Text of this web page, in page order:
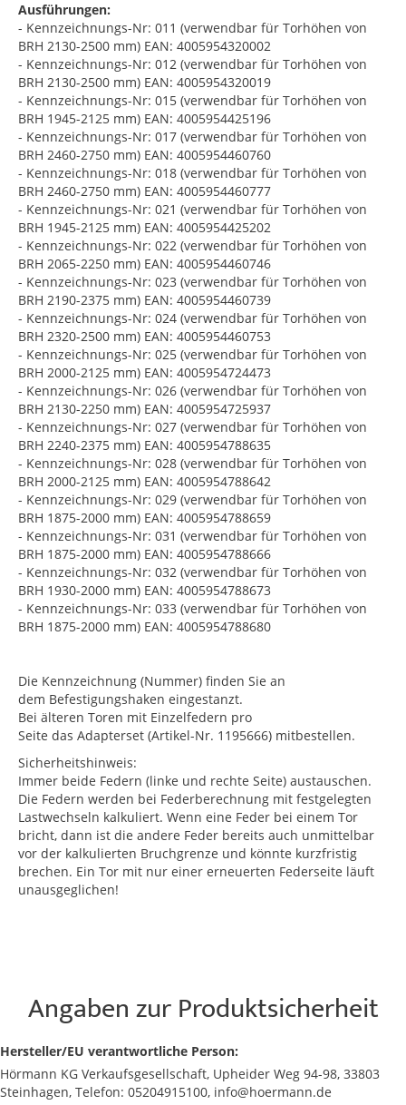
Ausführungen:
- Kennzeichnungs-Nr: 011 (verwendbar für Torhöhen von
BRH 2130-2500 mm) EAN: 4005954320002
- Kennzeichnungs-Nr: 012 (verwendbar für Torhöhen von
BRH 2130-2500 mm) EAN: 4005954320019
- Kennzeichnungs-Nr: 015 (verwendbar für Torhöhen von
BRH 1945-2125 mm) EAN: 4005954425196
- Kennzeichnungs-Nr: 017 (verwendbar für Torhöhen von
BRH 2460-2750 mm) EAN: 4005954460760
- Kennzeichnungs-Nr: 018 (verwendbar für Torhöhen von
BRH 2460-2750 mm) EAN: 4005954460777
- Kennzeichnungs-Nr: 021 (verwendbar für Torhöhen von
BRH 1945-2125 mm) EAN: 4005954425202
- Kennzeichnungs-Nr: 022 (verwendbar für Torhöhen von
BRH 2065-2250 mm) EAN: 4005954460746
- Kennzeichnungs-Nr: 023 (verwendbar für Torhöhen von
BRH 2190-2375 mm) EAN: 4005954460739
- Kennzeichnungs-Nr: 024 (verwendbar für Torhöhen von
BRH 2320-2500 mm) EAN: 4005954460753
- Kennzeichnungs-Nr: 025 (verwendbar für Torhöhen von
BRH 2000-2125 mm) EAN: 4005954724473
- Kennzeichnungs-Nr: 026 (verwendbar für Torhöhen von
BRH 2130-2250 mm) EAN: 4005954725937
- Kennzeichnungs-Nr: 027 (verwendbar für Torhöhen von
BRH 2240-2375 mm) EAN: 4005954788635
- Kennzeichnungs-Nr: 028 (verwendbar für Torhöhen von
BRH 2000-2125 mm) EAN: 4005954788642
- Kennzeichnungs-Nr: 029 (verwendbar für Torhöhen von
BRH 1875-2000 mm) EAN: 4005954788659
- Kennzeichnungs-Nr: 031 (verwendbar für Torhöhen von
BRH 1875-2000 mm) EAN: 4005954788666
- Kennzeichnungs-Nr: 032 (verwendbar für Torhöhen von
BRH 1930-2000 mm) EAN: 4005954788673
- Kennzeichnungs-Nr: 033 (verwendbar für Torhöhen von
BRH 1875-2000 mm) EAN: 4005954788680
Die Kennzeichnung (Nummer) finden Sie an
dem Befestigungshaken eingestanzt.
Bei älteren Toren mit Einzelfedern pro
Seite das Adapterset (Artikel-Nr. 1195666) mitbestellen.
Sicherheitshinweis:
Immer beide Federn (linke und rechte Seite) austauschen.
Die Federn werden bei Federberechnung mit festgelegten
Lastwechseln kalkuliert. Wenn eine Feder bei einem Tor
bricht, dann ist die andere Feder bereits auch unmittelbar
vor der kalkulierten Bruchgrenze und könnte kurzfristig
brechen. Ein Tor mit nur einer erneuerten Federseite läuft
unausgeglichen!
Angaben zur Produktsicherheit
Hersteller/EU verantwortliche Person:
Hörmann KG Verkaufsgesellschaft, Upheider Weg 94-98, 33803
Steinhagen, Telefon: 05204915100, info@hoermann.de